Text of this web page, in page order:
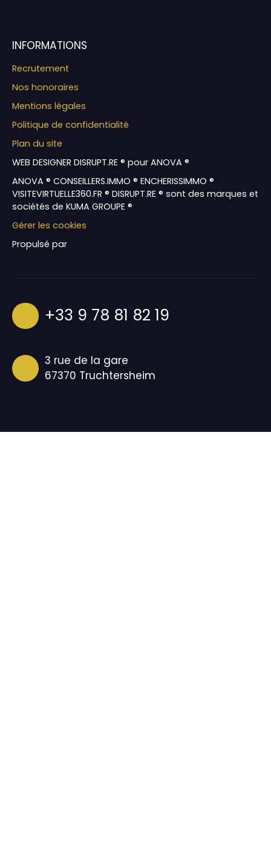
INFORMATIONS
Recrutement
Nos honoraires
Mentions légales
Politique de confidentialité
Plan du site
WEB DESIGNER DISRUPT.RE ® pour ANOVA ®
ANOVA ® CONSEILLERS.IMMO ® ENCHERISSIMMO ®
VISITEVIRTUELLE360.FR ® DISRUPT.RE ® sont des marques et
sociétés de KUMA GROUPE ®
Gérer les cookies
Propulsé par
+33 9 78 81 82 19
3 rue de la gare
67370 Truchtersheim